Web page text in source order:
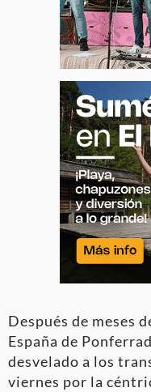
Después de meses
España de
desvelado a los
viernes por la